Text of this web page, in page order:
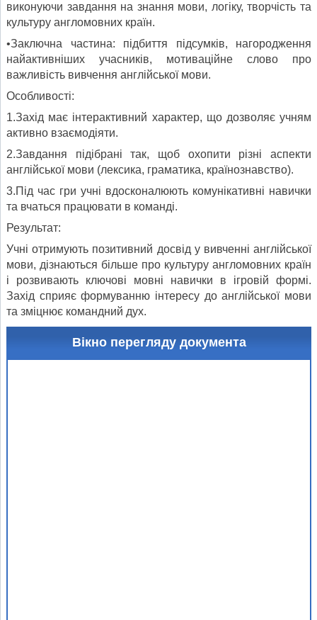
виконуючи завдання на знання мови, логіку, творчість та
культуру англомовних країн.
•Заключна частина: підбиття підсумків, нагородження
найактивніших учасників, мотиваційне слово про
важливість вивчення англійської мови.
Особливості:
1.Захід має інтерактивний характер, що дозволяє учням
активно взаємодіяти.
2.Завдання підібрані так, щоб охопити різні аспекти
англійської мови (лексика, граматика, країнознавство).
3.Під час гри учні вдосконалюють комунікативні навички
та вчаться працювати в команді.
Результат:
Учні отримують позитивний досвід у вивченні англійської
мови, дізнаються більше про культуру англомовних країн
і розвивають ключові мовні навички в ігровій формі.
Захід сприяє формуванню інтересу до англійської мови
та зміцнює командний дух.
Вікно перегляду документа